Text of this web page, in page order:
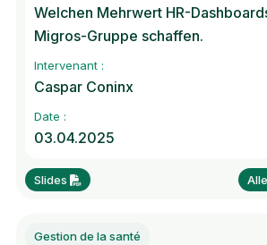
Welchen Mehrwert HR-
Migros-Gruppe schaffen.
Intervenant :
Caspar Coninx
Date :
03.04.2025
Slides
Gestion de la santé